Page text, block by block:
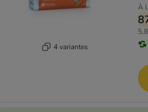
4 variantes
À